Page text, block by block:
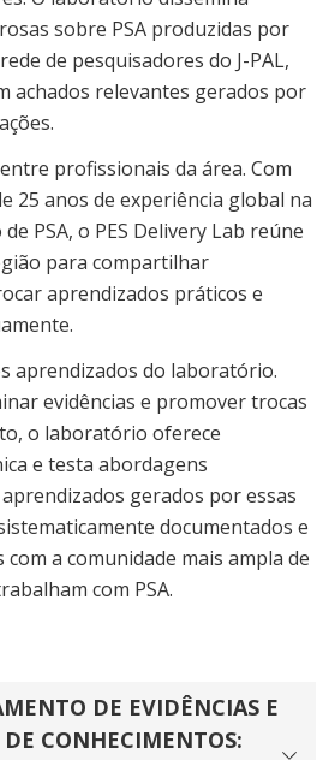
sobre PSA produzidas por
de pesquisadores do J-PAL,
achados relevantes gerados por
profissionais da área. Com
25 anos de experiência global na
PSA, o PES Delivery Lab reúne
para compartilhar
aprendizados práticos e
aprendizados do laboratório.
evidências e promover trocas
o laboratório oferece
e testa abordagens
gerados por essas
documentados e
a comunidade mais ampla de
com PSA.
DE EVIDÊNCIAS E
CONHECIMENTOS: